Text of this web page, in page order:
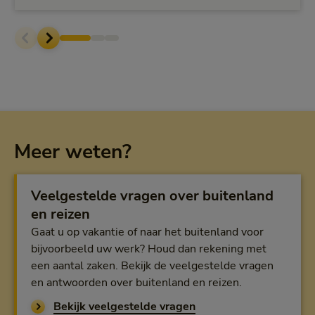
Meer weten?
Veelgestelde vragen over buitenland
en reizen
Gaat u op vakantie of naar het buitenland voor
bijvoorbeeld uw werk? Houd dan rekening met
een aantal zaken. Bekijk de veelgestelde vragen
en antwoorden over buitenland en reizen.
Bekijk veelgestelde vragen